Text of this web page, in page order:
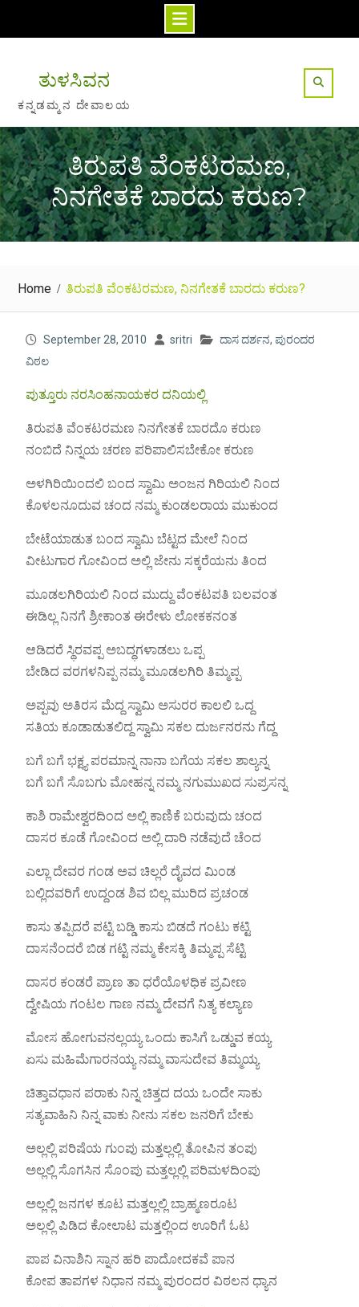
contentತುಳಸಿವನ
ಕನ್ನಡಮ್ಮನ ದೇವಾಲಯ
ತಿರುಪತಿ ವೆಂಕಟರಮಣ,
ನಿನಗೇತಕೆ ಬಾರದು ಕರುಣ?
Home ತಿರುಪತಿ ವೆಂಕಟರಮಣ, ನಿನಗೇತಕೆ ಬಾರದು ಕರುಣ?
September 28, 2010 sritri ದಾಸ ದರ್ಶನ, ಪುರಂದರ
ವಿಠಲ
ಪುತ್ತೂರು ನರಸಿಂಹನಾಯಕರ ದನಿಯಲ್ಲಿ
ತಿರುಪತಿ ವೆಂಕಟರಮಣ ನಿನಗೇತಕೆ ಬಾರದೊ ಕರುಣ
ನಂಬಿದೆ ನಿನ್ನಯ ಚರಣ ಪರಿಪಾಲಿಸಬೇಕೋ ಕರುಣ
ಅಳಗಿರಿಯಿಂದಲಿ ಬಂದ ಸ್ವಾಮಿ ಅಂಜನ ಗಿರಿಯಲಿ ನಿಂದ
ಕೊಳಲನೂದುವ ಚಂದ ನಮ್ಮ ಕುಂಡಲರಾಯ ಮುಕುಂದ
ಬೇಟೆಯಾಡುತ ಬಂದ ಸ್ವಾಮಿ ಬೆಟ್ಟದ ಮೇಲೆ ನಿಂದ
ವೀಟುಗಾರ ಗೋವಿಂದ ಅಲ್ಲಿ ಜೇನು ಸಕ್ಕರೆಯನು ತಿಂದ
ಮೂಡಲಗಿರಿಯಲಿ ನಿಂದ ಮುದ್ದು ವೆಂಕಟಪತಿ ಬಲವಂತ
ಈಡಿಲ್ಲ ನಿನಗೆ ಶ್ರೀಕಾಂತ ಈರೇಳು ಲೋಕಕನಂತ
ಆಡಿದರೆ ಸ್ಥಿರವಪ್ಪ ಅಬದ್ಧಗಳಾಡಲು ಒಪ್ಪ
ಬೇಡಿದ ವರಗಳನಿಪ್ಪ ನಮ್ಮ ಮೂಡಲಗಿರಿ ತಿಮ್ಮಪ್ಪ
ಅಪ್ಪವು ಅತಿರಸ ಮೆದ್ದ ಸ್ವಾಮಿ ಅಸುರರ ಕಾಲಲಿ ಒದ್ದ
ಸತಿಯ ಕೂಡಾಡುತಲಿದ್ದ ಸ್ವಾಮಿ ಸಕಲ ದುರ್ಜನರನು ಗೆದ್ದ
ಬಗೆ ಬಗೆ ಭಕ್ಷ್ಯ ಪರಮಾನ್ನ ನಾನಾ ಬಗೆಯ ಸಕಲ ಶಾಲ್ಯನ್ನ
ಬಗೆ ಬಗೆ ಸೊಬಗು ಮೋಹನ್ನ ನಮ್ಮ ನಗುಮುಖದ ಸುಪ್ರಸನ್ನ
ಕಾಶಿ ರಾಮೇಶ್ವರದಿಂದ ಅಲ್ಲಿ ಕಾಣಿಕೆ ಬರುವುದು ಚಂದ
ದಾಸರ ಕೂಡೆ ಗೋವಿಂದ ಅಲ್ಲಿ ದಾರಿ ನಡೆವುದೆ ಚೆಂದ
ಎಲ್ಲಾ ದೇವರ ಗಂಡ ಅವ ಚಿಲ್ಲರೆ ದೈವದ ಮಿಂಡ
ಬಲ್ಲಿದವರಿಗೆ ಉದ್ದಂಡ ಶಿವ ಬಿಲ್ಲ ಮುರಿದ ಪ್ರಚಂಡ
ಕಾಸು ತಪ್ಪಿದರೆ ಪಟ್ಟಿ ಬಡ್ಡಿ ಕಾಸು ಬಿಡದೆ ಗಂಟು ಕಟ್ಟಿ
ದಾಸನೆಂದರೆ ಬಿಡ ಗಟ್ಟಿ ನಮ್ಮ ಕೇಸಕ್ಕಿ ತಿಮ್ಮಪ್ಪ ಸೆಟ್ಟಿ
ದಾಸರ ಕಂಡರೆ ಪ್ರಾಣ ತಾ ಧರೆಯೊಳಧಿಕ ಪ್ರವೀಣ
ದ್ವೇಷಿಯ ಗಂಟಲ ಗಾಣ ನಮ್ಮ ದೇವಗೆ ನಿತ್ಯ ಕಲ್ಯಾಣ
ಮೋಸ ಹೋಗುವನಲ್ಲಯ್ಯ ಒಂದು ಕಾಸಿಗೆ ಒಡ್ಡುವ ಕಯ್ಯ
ಏಸು ಮಹಿಮೆಗಾರನಯ್ಯ ನಮ್ಮ ವಾಸುದೇವ ತಿಮ್ಮಯ್ಯ
ಚಿತ್ತಾವಧಾನ ಪರಾಕು ನಿನ್ನ ಚಿತ್ತದ ದಯ ಒಂದೇ ಸಾಕು
ಸತ್ಯವಾಹಿನಿ ನಿನ್ನ ವಾಕು ನೀನು ಸಕಲ ಜನರಿಗೆ ಬೇಕು
ಅಲ್ಲಲ್ಲಿ ಪರಿಷೆಯ ಗುಂಪು ಮತ್ತಲ್ಲಲ್ಲಿ ತೋಪಿನ ತಂಪು
ಅಲ್ಲಲ್ಲಿ ಸೊಗಸಿನ ಸೊಂಪು ಮತ್ತಲ್ಲಲ್ಲಿ ಪರಿಮಳದಿಂಪು
ಅಲ್ಲಲ್ಲಿ ಜನಗಳ ಕೂಟ ಮತ್ತಲ್ಲಲ್ಲಿ ಬ್ರಾಹ್ಮಣರೂಟ
ಅಲ್ಲಲ್ಲಿ ಪಿಡಿದ ಕೋಲಾಟ ಮತ್ತಲ್ಲಿಂದ ಊರಿಗೆ ಓಟ
ಪಾಪ ವಿನಾಶಿನಿ ಸ್ನಾನ ಹರಿ ಪಾದೋದಕವೆ ಪಾನ
ಕೋಪ ತಾಪಗಳ ನಿಧಾನ ನಮ್ಮ ಪುರಂದರ ವಿಠಲನ ಧ್ಯಾನ